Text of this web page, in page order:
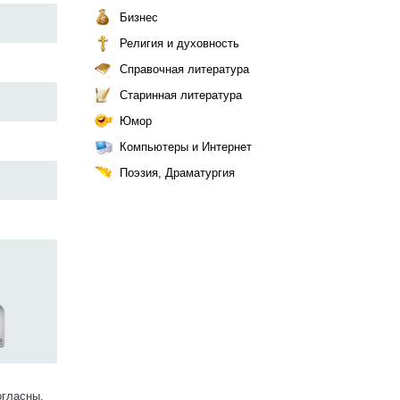
Бизнес
Религия и духовность
Справочная литература
Старинная литература
Юмор
Компьютеры и Интернет
Поэзия, Драматургия